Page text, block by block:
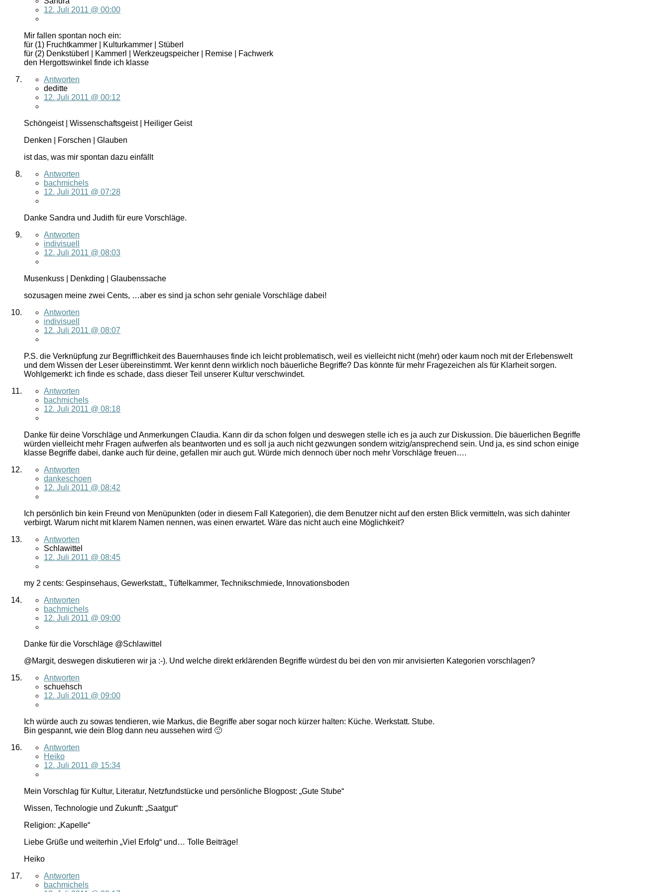
12. Juli 2011 @ 00:00
Mir fallen spontan noch ein:
für (1) Fruchtkammer | Kulturkammer | Stüberl
für (2) Denkstüberl | Kammerl | Werkzeugspeicher | Remise | Fachwerk
den Hergottswinkel finde ich klasse
Antworten
deditte
12. Juli 2011 @ 00:12
Schöngeist | Wissenschaftsgeist | Heiliger Geist
Denken | Forschen | Glauben
ist das, was mir spontan dazu einfällt
Antworten
bachmichels
12. Juli 2011 @ 07:28
Danke Sandra und Judith für eure Vorschläge.
Antworten
indivisuell
12. Juli 2011 @ 08:03
Musenkuss | Denkding | Glaubenssache
sozusagen meine zwei Cents, …aber es sind ja schon sehr geniale Vorschläge dabei!
Antworten
indivisuell
12. Juli 2011 @ 08:07
P.S. die Verknüpfung zur Begrifflichkeit des Bauernhauses finde ich leicht problematisch, weil es vielleicht nicht (mehr) oder kaum noch mit der Erlebenswelt
und dem Wissen der Leser übereinstimmt. Wer kennt denn wirklich noch bäuerliche Begriffe? Das könnte für mehr Fragezeichen als für Klarheit sorgen.
Wohlgemerkt: ich finde es schade, dass dieser Teil unserer Kultur verschwindet.
Antworten
bachmichels
12. Juli 2011 @ 08:18
Danke für deine Vorschläge und Anmerkungen Claudia. Kann dir da schon folgen und deswegen stelle ich es ja auch zur Diskussion. Die bäuerlichen Begriffe
würden vielleicht mehr Fragen aufwerfen als beantworten und es soll ja auch nicht gezwungen sondern witzig/ansprechend sein. Und ja, es sind schon einige
klasse Begriffe dabei, danke auch für deine, gefallen mir auch gut. Würde mich dennoch über noch mehr Vorschläge freuen….
Antworten
dankeschoen
12. Juli 2011 @ 08:42
Ich persönlich bin kein Freund von Menüpunkten (oder in diesem Fall Kategorien), die dem Benutzer nicht auf den ersten Blick vermitteln, was sich dahinter
verbirgt. Warum nicht mit klarem Namen nennen, was einen erwartet. Wäre das nicht auch eine Möglichkeit?
Antworten
Schlawittel
12. Juli 2011 @ 08:45
my 2 cents: Gespinsehaus, Gewerkstatt,, Tüftelkammer, Technikschmiede, Innovationsboden
Antworten
bachmichels
12. Juli 2011 @ 09:00
Danke für die Vorschläge @Schlawittel
@Margit, deswegen diskutieren wir ja :-). Und welche direkt erklärenden Begriffe würdest du bei den von mir anvisierten Kategorien vorschlagen?
Antworten
schuehsch
12. Juli 2011 @ 09:00
Ich würde auch zu sowas tendieren, wie Markus, die Begriffe aber sogar noch kürzer halten: Küche. Werkstatt. Stube.
Bin gespannt, wie dein Blog dann neu aussehen wird 🙂
Antworten
Heiko
12. Juli 2011 @ 15:34
Mein Vorschlag für Kultur, Literatur, Netzfundstücke und persönliche Blogpost: „Gute Stube“
Wissen, Technologie und Zukunft: „Saatgut“
Religion: „Kapelle“
Liebe Grüße und weiterhin „Viel Erfolg“ und… Tolle Beiträge!
Heiko
Antworten
bachmichels